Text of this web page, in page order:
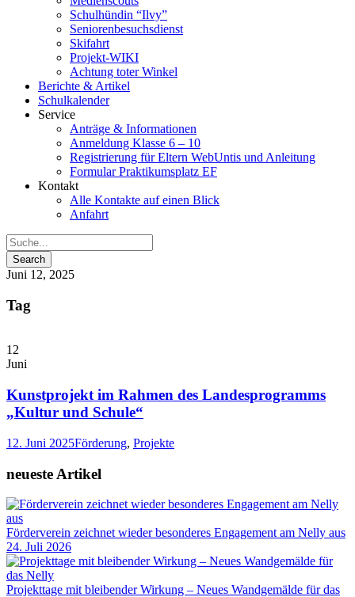
Schulhündin “Ilvy”
Seniorenbesuchsdienst
Skifahrt
Projekt-WIKI
Achtung toter Winkel
Berichte & Artikel
Schulkalender
Service
Anträge & Informationen
Anmeldung Klasse 6 – 10
Registrierung für Eltern WebUntis und Anleitung
Formular Praktikumsplatz EF
Kontakt
Alle Kontakte auf einen Blick
Anfahrt
Juni 12, 2025
Tag
12
Juni
Kunstprojekt im Rahmen des Landesprogramms
„Kultur und Schule“
12. Juni 2025Förderung, Projekte
neueste Artikel
Förderverein zeichnet wieder besonderes Engagement am Nelly aus
24. Juli 2026
Projekttage mit bleibender Wirkung – Neues Wandgemälde für das